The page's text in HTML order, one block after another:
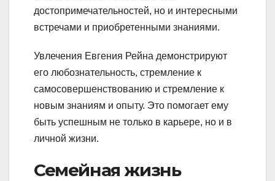
достопримечательностей, но и интересными
встречами и приобретенными знаниями.
Увлечения Евгения Рейна демонстрируют
его любознательность, стремление к
самосовершенствованию и стремление к
новым знаниям и опыту. Это помогает ему
быть успешным не только в карьере, но и в
личной жизни.
Семейная жизнь